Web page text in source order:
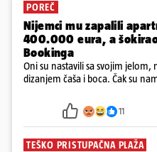
POREČ
Nijemci mu zapalili
400.000 eura, a
Bookinga
Oni su nastavili sa svojim jelom,
dizanjem čaša i boca. Čak su
požar, rekao je vlasnik
11
TEŠKO PRISTUPAČNA PLAŽA